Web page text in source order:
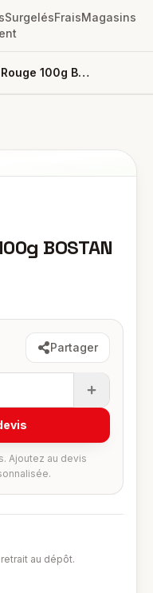
SurgelésFraisMagasins
Ras Hanout Rouge 100g BOSTAN
BOSTAN
Partager
Ajoutez au devis
au dépôt.